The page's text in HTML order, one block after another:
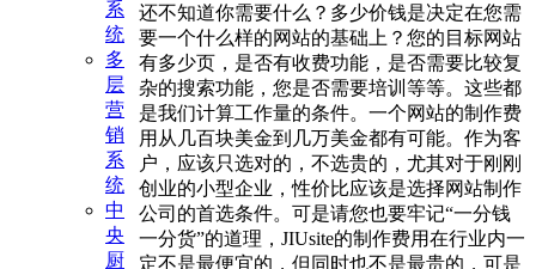
还不知道你需要什么？多少价钱是决定在您需
要一个什么样的网站的基础上？您的目标网站
有多少页，是否有收费功能，是否需要比较复
杂的搜索功能，您是否需要培训等等。这些都
是我们计算工作量的条件。一个网站的制作费
用从几百块美金到几万美金都有可能。作为客
户，应该只选对的，不选贵的，尤其对于刚刚
创业的小型企业，性价比应该是选择网站制作
公司的首选条件。可是请您也要牢记“一分钱
一分货”的道理，JIUsite的制作费用在行业内一
定不是最便宜的，但同时也不是最贵的，可是
系
统
多
层
营
销
系
统
中
央
厨